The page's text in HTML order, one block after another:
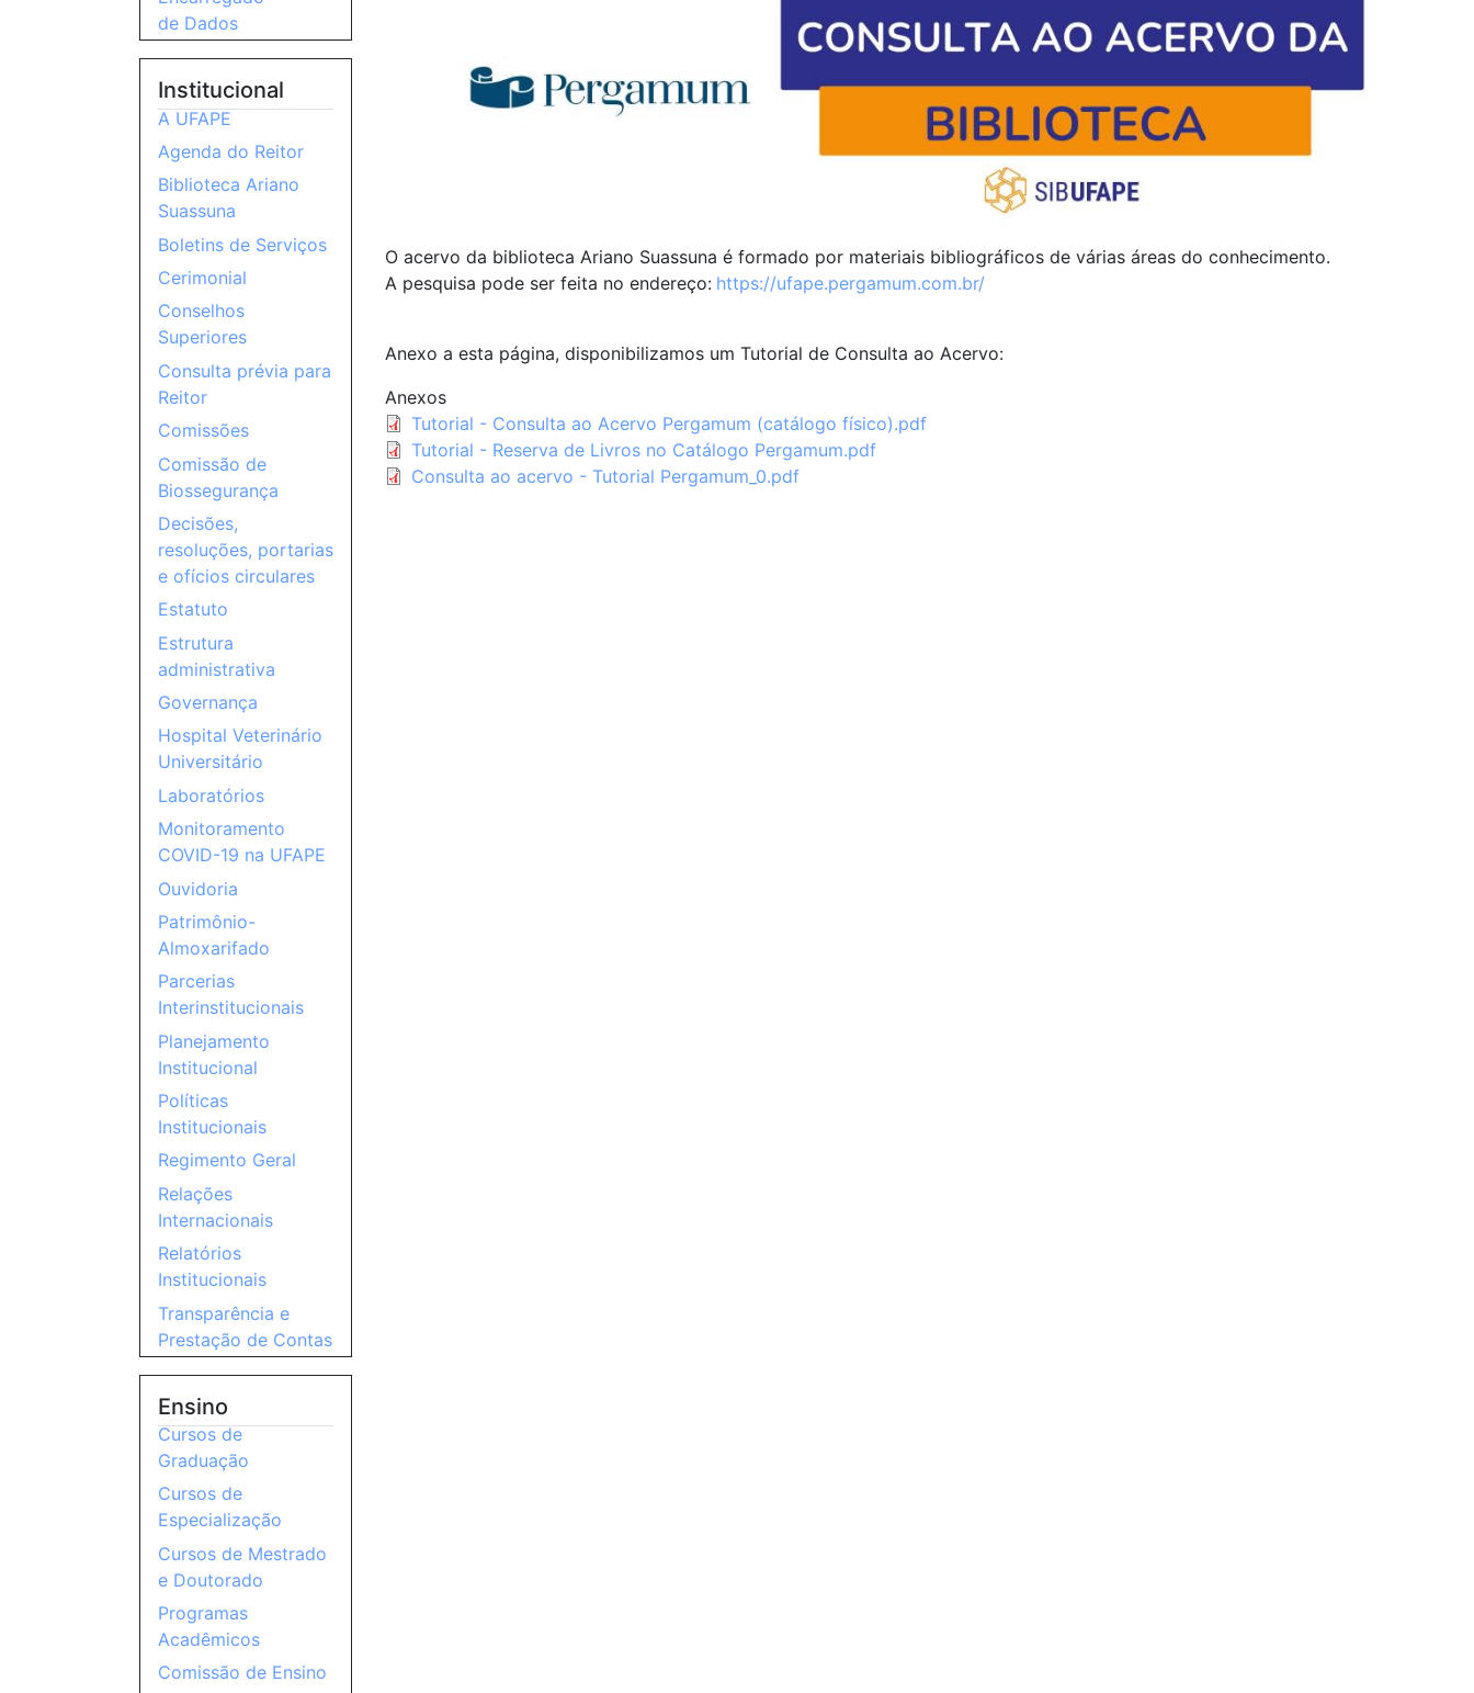
O acervo da biblioteca Ariano Suassuna é formado por materiais bibliográficos de várias áreas do conhecimento.
A pesquisa pode ser feita no endereço: https://ufape.pergamum.com.br/
Anexo a esta página, disponibilizamos um Tutorial de Consulta ao Acervo:
Anexos
Tutorial - Consulta ao Acervo Pergamum (catálogo físico).pdf
Tutorial - Reserva de Livros no Catálogo Pergamum.pdf
Consulta ao acervo - Tutorial Pergamum_0.pdf
de Dados
Institucional
A UFAPE
Agenda do Reitor
Biblioteca Ariano
Suassuna
Boletins de Serviços
Cerimonial
Conselhos
Superiores
Consulta prévia para
Reitor
Comissões
Comissão de
Biossegurança
Decisões,
resoluções, portarias
e ofícios circulares
Estatuto
Estrutura
administrativa
Governança
Hospital Veterinário
Universitário
Laboratórios
Monitoramento
COVID-19 na UFAPE
Ouvidoria
Patrimônio-
Almoxarifado
Parcerias
Interinstitucionais
Planejamento
Institucional
Políticas
Institucionais
Regimento Geral
Relações
Internacionais
Relatórios
Institucionais
Transparência e
Prestação de Contas
Ensino
Cursos de
Graduação
Cursos de
Especialização
Cursos de Mestrado
e Doutorado
Programas
Acadêmicos
Comissão de Ensino